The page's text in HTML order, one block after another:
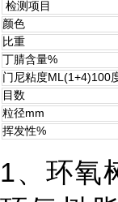
检测项目
颜色
比重
丁腈含量%
门尼粘度ML(1+4)100
目数
粒径mm
挥发性%
1、环氧